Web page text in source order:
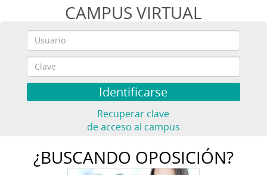
CAMPUS VIRTUAL
Recuperar clave
de acceso al campus
¿BUSCANDO OPOSICIÓN?